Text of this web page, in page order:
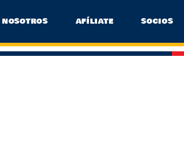
NOSOTROS AFÍLIATE SOCIOS